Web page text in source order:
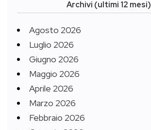
Archivi (ultimi 12 mesi)
Agosto 2026
Luglio 2026
Giugno 2026
Maggio 2026
Aprile 2026
Marzo 2026
Febbraio 2026